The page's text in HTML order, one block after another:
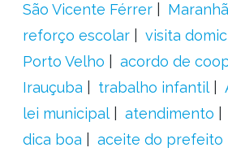
São Vicente Férrer
reforço escolar
visita
Porto Velho
acordo de
Irauçuba
trabalho infantil
lei municipal
atendimento
dica boa
aceite do prefeito